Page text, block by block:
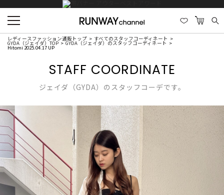
レディースファッション通販トップ すべてのスタッフコーディネート
GYDA（ジェイダ）TOP GYDA（ジェイダ）のスタッフコーディネート
Hitomi 2025.04.17 UP
STAFF COORDINATE
ジェイダ（GYDA）のスタッフコーデです。